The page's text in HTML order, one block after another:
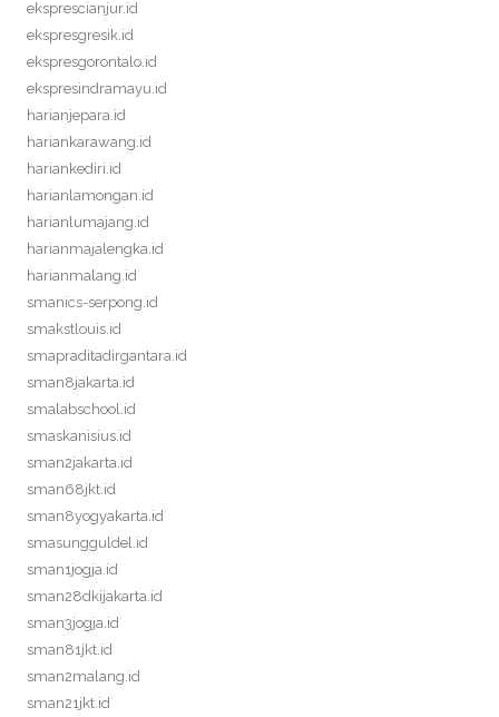
eksprescianjur.id
ekspresgresik.id
ekspresgorontalo.id
ekspresindramayu.id
harianjepara.id
hariankarawang.id
hariankediri.id
harianlamongan.id
harianlumajang.id
harianmajalengka.id
harianmalang.id
smanics-serpong.id
smakstlouis.id
smapraditadirgantara.id
sman8jakarta.id
smalabschool.id
smaskanisius.id
sman2jakarta.id
sman68jkt.id
sman8yogyakarta.id
smasungguldel.id
sman1jogja.id
sman28dkijakarta.id
sman3jogja.id
sman81jkt.id
sman2malang.id
sman21jkt.id